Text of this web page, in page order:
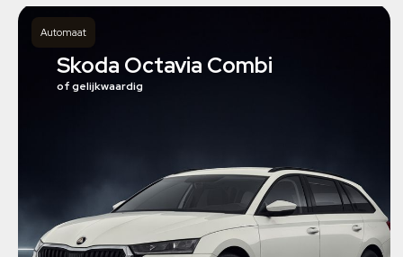
Automaat
Skoda Octavia Combi
of gelijkwaardig